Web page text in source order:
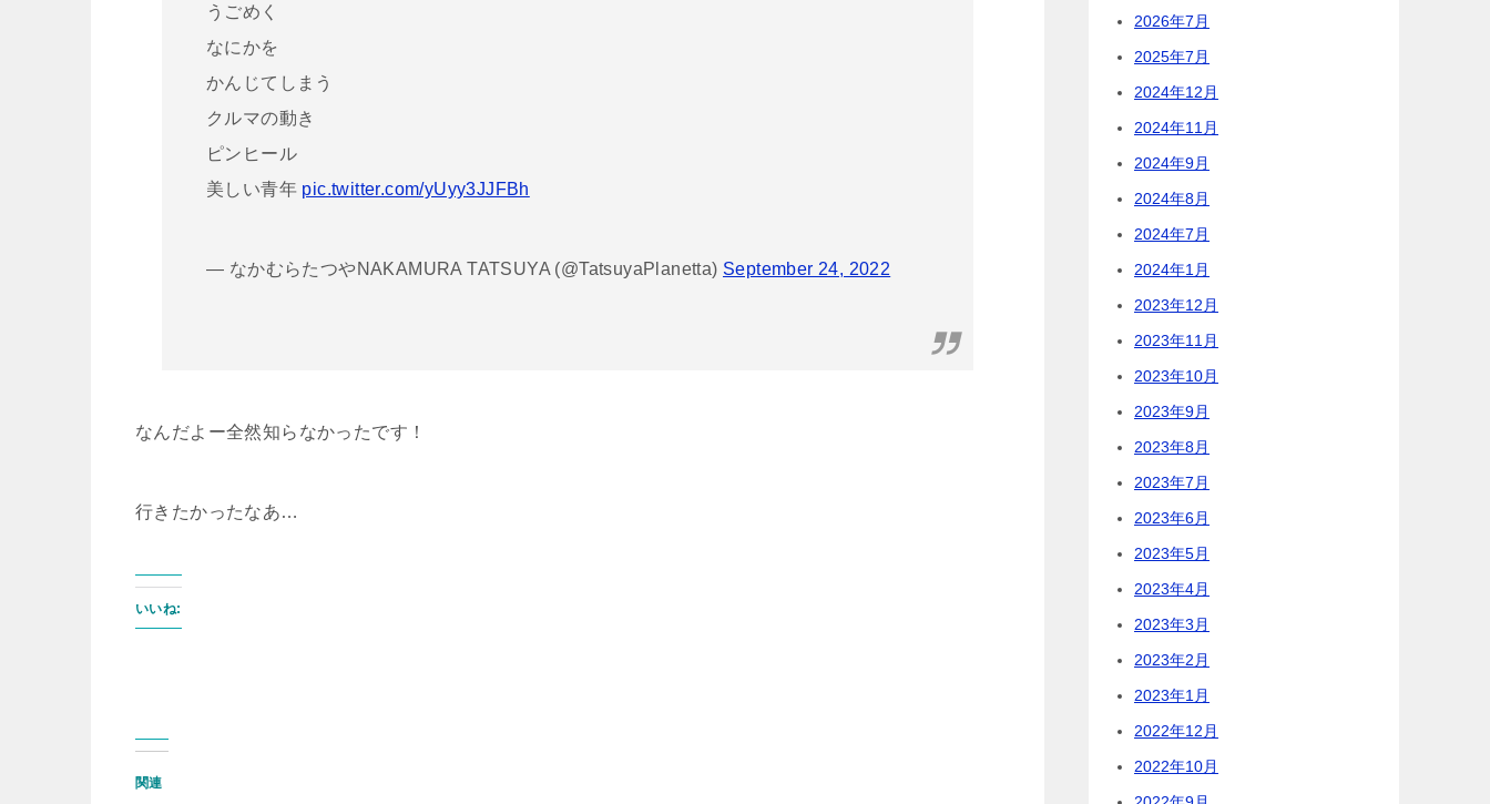
うごめく
なにかを
かんじてしまう
クルマの動き
ピンヒール
美しい青年 pic.twitter.com/yUyy3JJFBh
— なかむらたつやNAKAMURA TATSUYA (@TatsuyaPlanetta) September 24, 2022
なんだよー全然知らなかったです！
行きたかったなあ…
いいね:
関連
2026年7月
2025年7月
2024年12月
2024年11月
2024年9月
2024年8月
2024年7月
2024年1月
2023年12月
2023年11月
2023年10月
2023年9月
2023年8月
2023年7月
2023年6月
2023年5月
2023年4月
2023年3月
2023年2月
2023年1月
2022年12月
2022年10月